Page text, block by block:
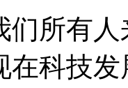
们所有
在科技